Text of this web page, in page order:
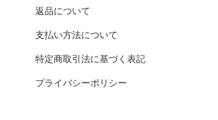
返品について
支払い方法について
特定商取引法に基づく表記
プライバシーポリシー